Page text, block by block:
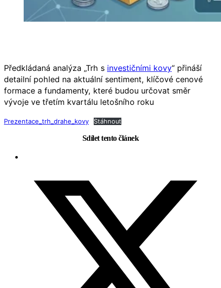
Předkládaná analýza „Trh s investičními kovy“ přináší
detailní pohled na aktuální sentiment, klíčové cenové
formace a fundamenty, které budou určovat směr
vývoje ve třetím kvartálu letošního roku
Prezentace_trh_drahe_kovy Stáhnout
Sdílet tento článek